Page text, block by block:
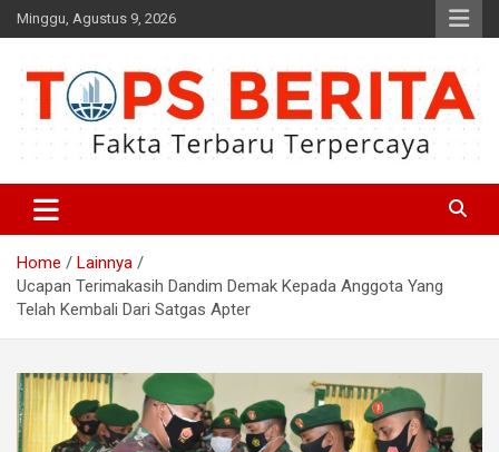
Skip
to
Minggu, Agustus 9, 2026
Tops Berita
Home
Lainnya
Ucapan Terimakasih Dandim Demak Kepada Anggota Yang
Telah Kembali Dari Satgas Apter